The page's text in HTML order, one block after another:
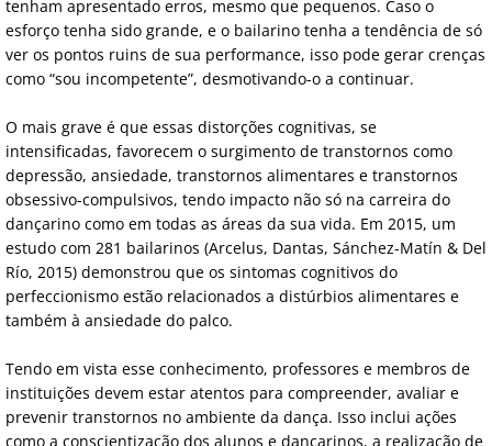
tenham apresentado erros, mesmo que pequenos. Caso o
esforço tenha sido grande, e o bailarino tenha a tendência de só
ver os pontos ruins de sua performance, isso pode gerar crenças
como “sou incompetente”, desmotivando-o a continuar.
O mais grave é que essas distorções cognitivas, se
intensificadas, favorecem o surgimento de transtornos como
depressão, ansiedade, transtornos alimentares e transtornos
obsessivo-compulsivos, tendo impacto não só na carreira do
dançarino como em todas as áreas da sua vida. Em 2015, um
estudo com 281 bailarinos (Arcelus, Dantas, Sánchez-Matín & Del
Río, 2015) demonstrou que os sintomas cognitivos do
perfeccionismo estão relacionados a distúrbios alimentares e
também à ansiedade do palco.
Tendo em vista esse conhecimento, professores e membros de
instituições devem estar atentos para compreender, avaliar e
prevenir transtornos no ambiente da dança. Isso inclui ações
como a conscientização dos alunos e dançarinos, a realização de